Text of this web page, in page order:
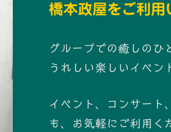
橋本政屋をご利用
グループでの癒しのひ
うれしい楽しいイベン
イベント、コンサート
も、お気軽にご利用く